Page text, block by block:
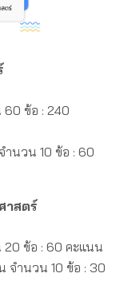
60 ข้อ : 240
จำนวน 10 ข้อ : 60
าสตร์
20 ข้อ : 60 คะแนน
จำนวน 10 ข้อ : 30